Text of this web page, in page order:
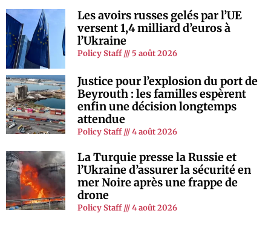
Les avoirs russes gelés par l’UE
versent 1,4 milliard d’euros à
l’Ukraine
Policy Staff 5 août 2026
Justice pour l’explosion du port de
Beyrouth : les familles espèrent
enfin une décision longtemps
attendue
Policy Staff 4 août 2026
La Turquie presse la Russie et
l’Ukraine d’assurer la sécurité en
mer Noire après une frappe de
drone
Policy Staff 4 août 2026